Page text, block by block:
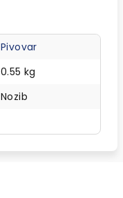
Pivovar
0.55 kg
Nozib